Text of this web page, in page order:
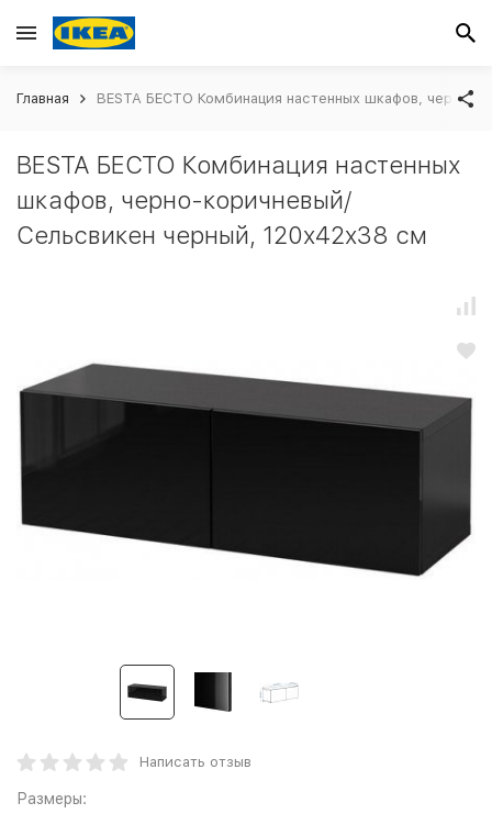
Главная BESTA БЕСТО Комбинация настенных шкафов, черно-
BESTA БЕСТО Комбинация настенных
шкафов, черно-коричневый/
Сельсвикен черный, 120x42x38 см
Написать отзыв
Размеры: